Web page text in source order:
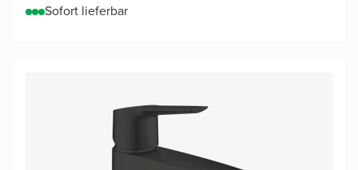
Sofort lieferbar